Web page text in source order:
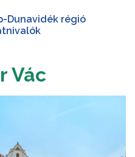
Dunavidék régió
Vác